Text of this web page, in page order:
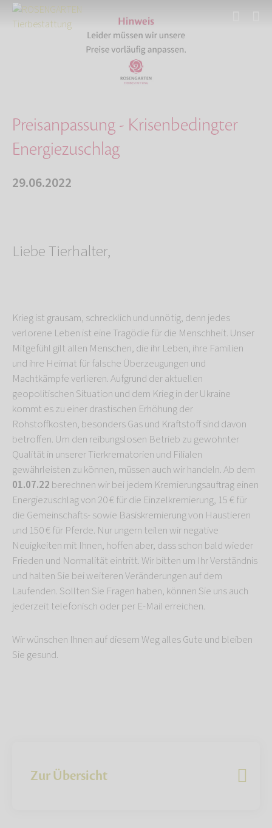
Aktuelles
Preisanpassung - Krisenbedingter Energiezusch…
Preisanpassung - Krisenbedingter
Energiezuschlag
29.06.2022
Liebe Tierhalter,
Krieg ist grausam, schrecklich und unnötig, denn jedes
verlorene Leben ist eine Tragödie für die Menschheit. Unser
Mitgefühl gilt allen Menschen, die ihr Leben, ihre Familien
und ihre Heimat für falsche Überzeugungen und
Machtkämpfe verlieren. Aufgrund der aktuellen
geopolitischen Situation und dem Krieg in der Ukraine
kommt es zu einer drastischen Erhöhung der
Rohstoffkosten, besonders Gas und Kraftstoff sind davon
betroffen. Um den reibungslosen Betrieb zu gewohnter
Qualität in unserer Tierkrematorien und Filialen
gewährleisten zu können, müssen auch wir handeln. Ab dem
01.07.22 berechnen wir bei jedem Kremierungsauftrag einen
Energiezuschlag von 20 € für die Einzelkremierung, 15 € für
die Gemeinschafts- sowie Basiskremierung von Haustieren
und 150 € für Pferde. Nur ungern teilen wir negative
Neuigkeiten mit Ihnen, hoffen aber, dass schon bald wieder
Frieden und Normalität eintritt. Wir bitten um Ihr Verständnis
und halten Sie bei weiteren Veränderungen auf dem
Laufenden. Sollten Sie Fragen haben, können Sie uns auch
jederzeit telefonisch oder per E-Mail erreichen.
Wir wünschen Ihnen auf diesem Weg alles Gute und bleiben
Sie gesund.
Zur Übersicht